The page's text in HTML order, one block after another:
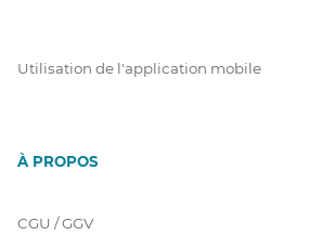
Utilisation de l'application mobile
À PROPOS
CGU / GGV